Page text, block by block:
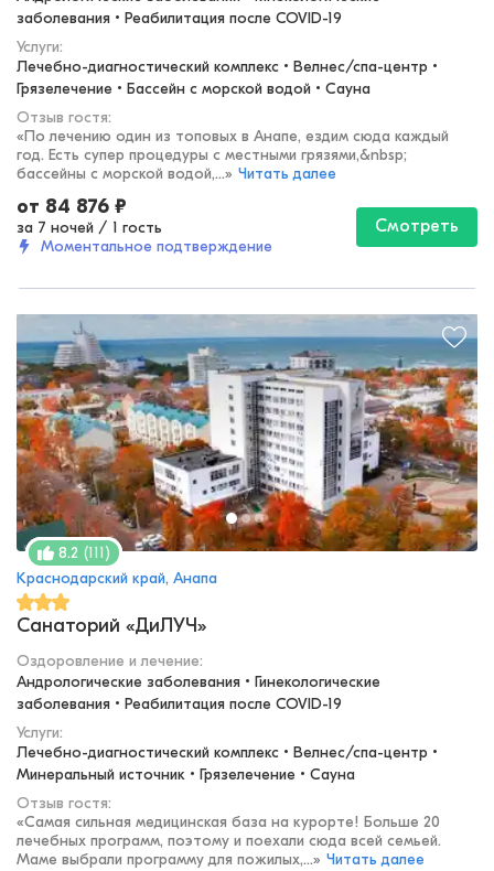
заболевания • Реабилитация после COVID-19
Услуги:
Лечебно-диагностический комплекс • Велнес/спа-центр •
Грязелечение • Бассейн с морской водой • Сауна
Отзыв гостя:
«По лечению один из топовых в Анапе, ездим сюда каждый
год. Есть супер процедуры с местными грязями,&nbsp;
бассейны с морской водой,...» Читать далее
от 84 876 ₽
за 7 ночей / 1 гость
Моментальное подтверждение
Смотреть
8.2 (111)
Краснодарский край, Анапа
Санаторий «ДиЛУЧ»
Оздоровление и лечение:
Андрологические заболевания • Гинекологические
заболевания • Реабилитация после COVID-19
Услуги:
Лечебно-диагностический комплекс • Велнес/спа-центр •
Минеральный источник • Грязелечение • Сауна
Отзыв гостя:
«Самая сильная медицинская база на курорте! Больше 20
лечебных программ, поэтому и поехали сюда всей семьей.
Маме выбрали программу для пожилых,...» Читать далее